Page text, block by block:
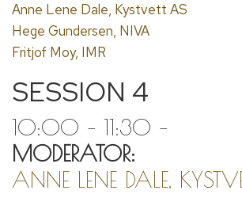
Anne Lene Dale, Kystvett AS
Hege Gundersen, NIVA
Fritjof Moy, IMR
SESSION 4
10:00 – 11:30 –
MODERATOR:
ANNE LENE DALE,